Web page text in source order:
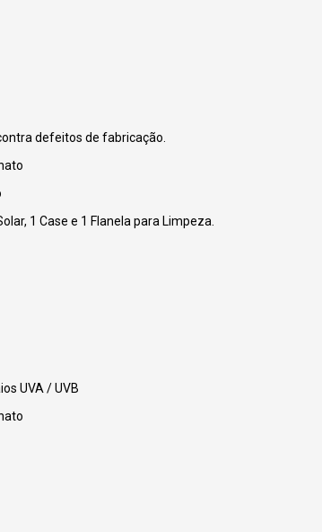
defeitos de fabricação.
1 Case e 1 Flanela para Limpeza.
UVA / UVB